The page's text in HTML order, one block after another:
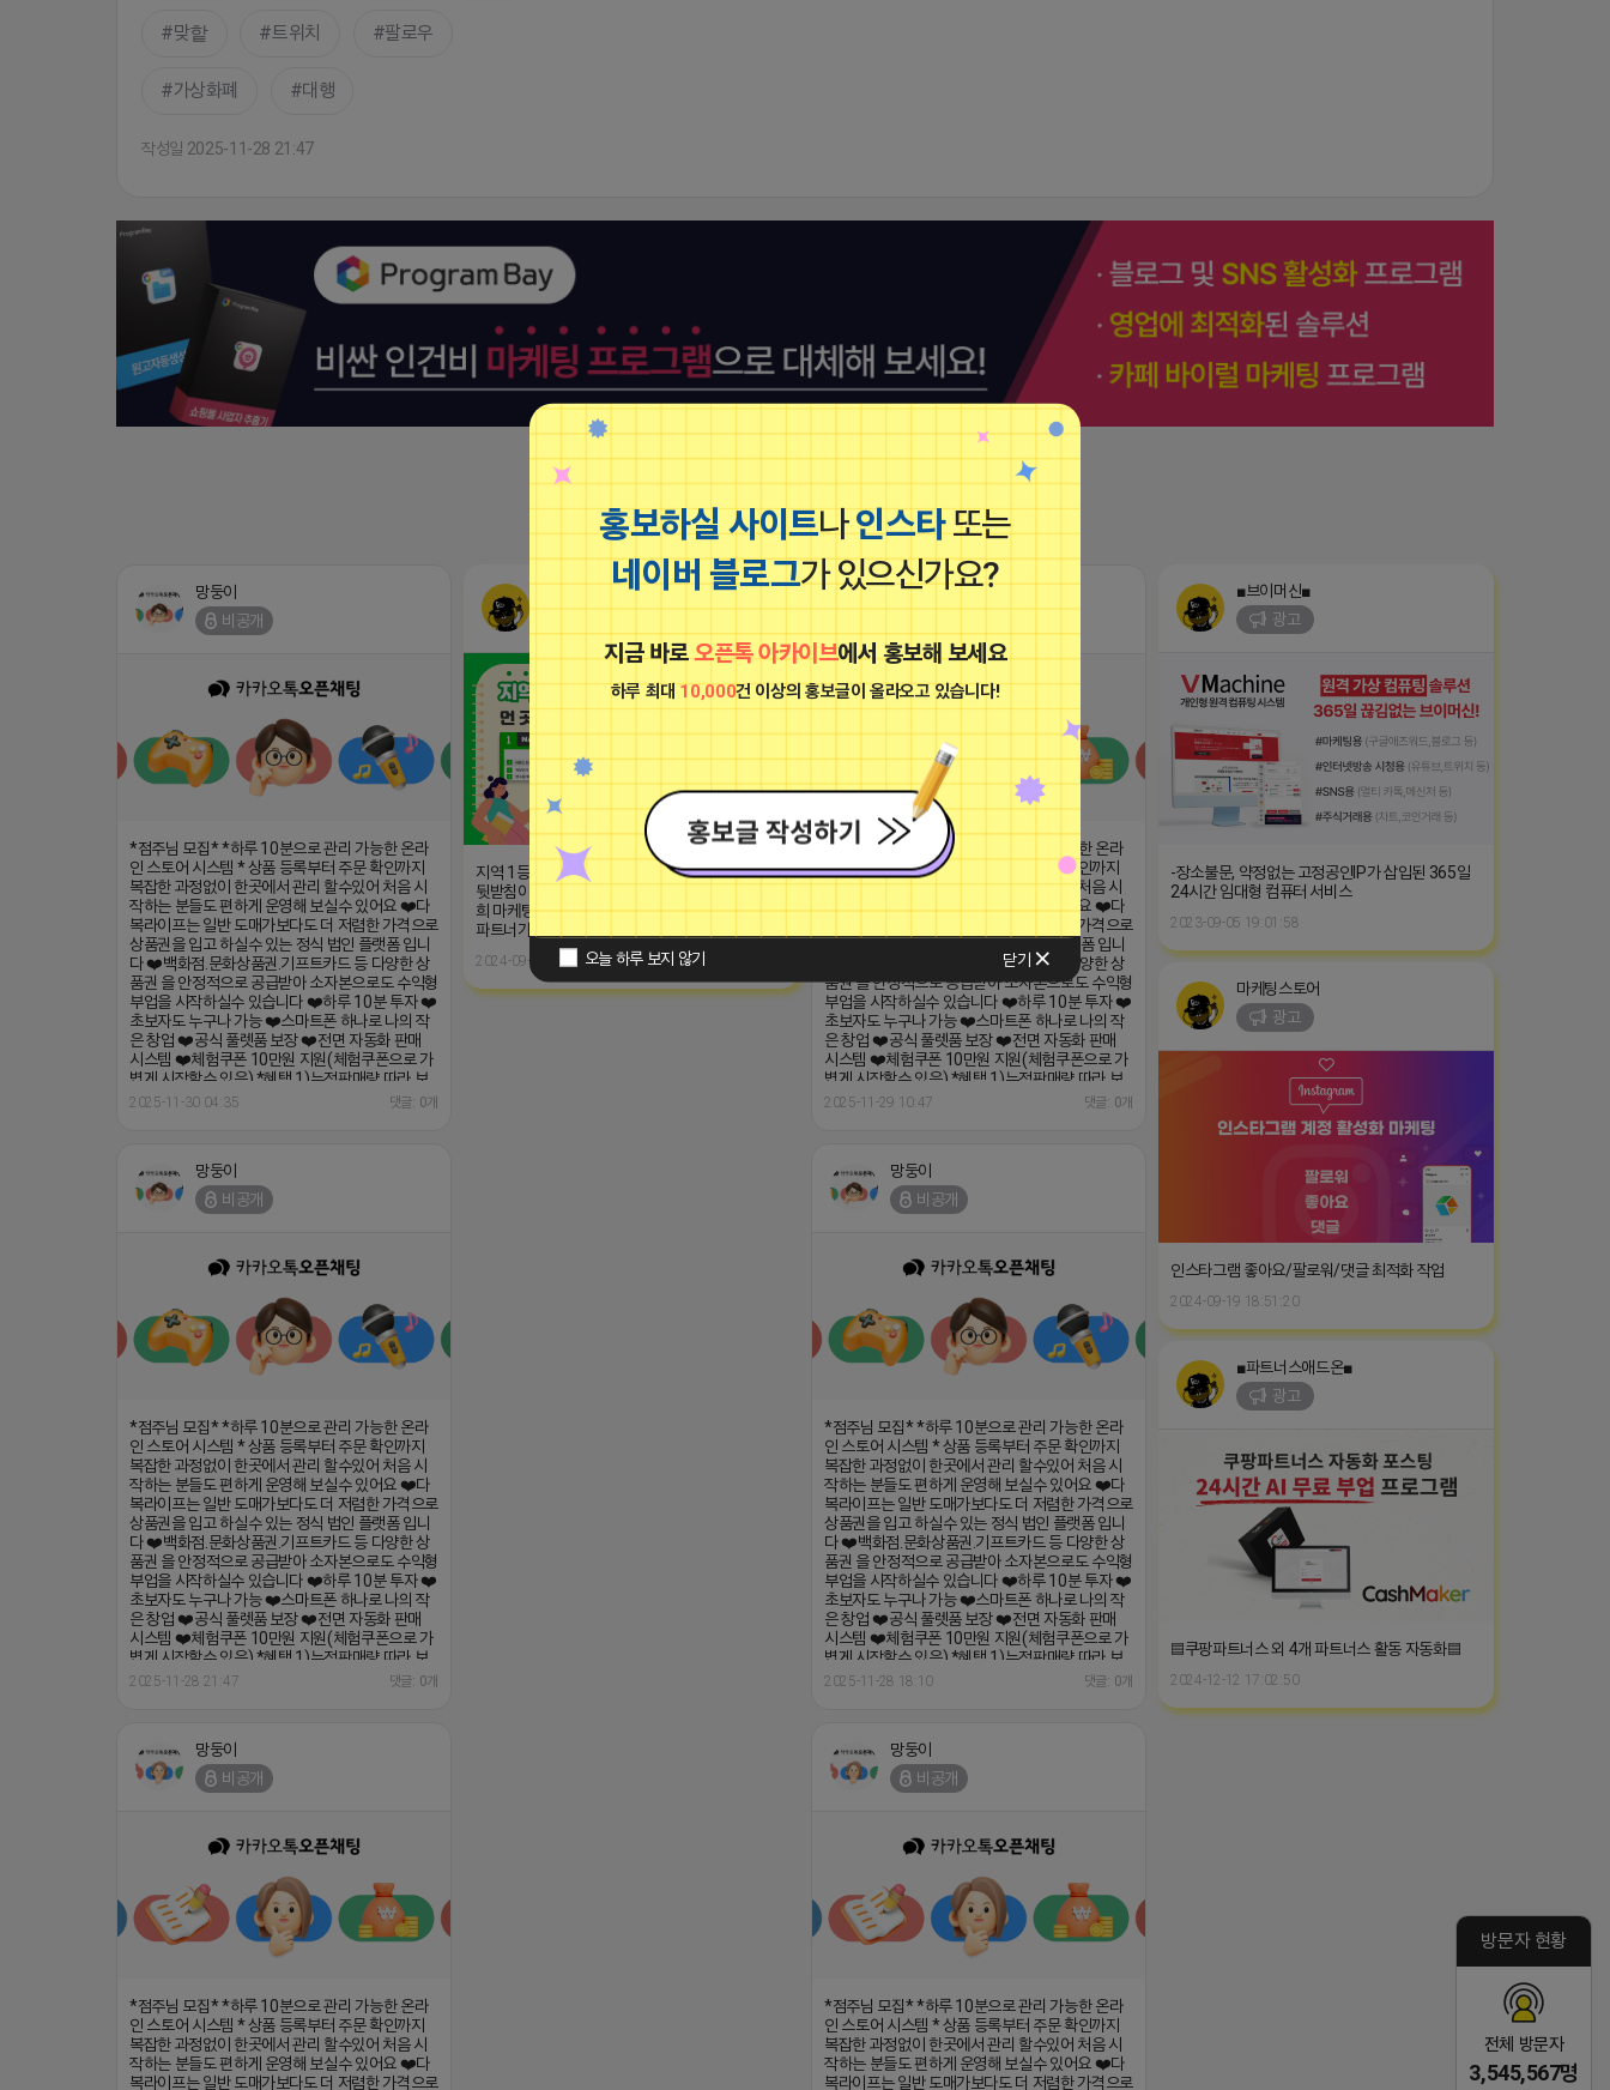
홍보하실 사이트나인스타또는
네이버 블로그가 있으신가요?
지금 바로오픈톡 아카이브에서 홍보해 보세요
하루 최대10,000건 이상의 홍보글이 올라오고 있습니다!
오늘 하루 보지 않기 닫기
맞핱 트위치 팔로우
가상화폐 대행
작성일 2025-11-28 21:47
망둥이
비공개
*점주님 모집* *하루 10분으로 관리 가능한 온라
인 스토어 시스템 * 상품 등록부터 주문 확인까지
복잡한 과정없이 한곳에서 관리 할수있어 처음 시
작하는 분들도 편하게 운영해 보실수 있어요 ❤️다
복라이프는 일반 도매가보다도 더 저렴한 가격으로
상품권을 입고 하실수 있는 정식 법인 플랫폼 입니
다 ❤️백화점.문화상품권.기프트카드 등 다양한 상
품권 을 안정적으로 공급받아 소자본으로도 수익형
부업을 시작하실수 있습니다 ❤️하루 10분 투자 ❤️
초보자도 누구나 가능 ❤️스마트폰 하나로 나의 작
은 창업 ❤️공식 풀렛품 보장 ❤️전면 자동화 판매
시스템 ❤️체험쿠폰 10만원 지원(체험쿠폰으로 가
볍게 시작할수 있음) *혜택 1)누적판매량 따라 보
너스 지급 (1만원~800만원) 2)승급시 매달 월급
2025-11-30 04:35 댓글: 0개
마케팅스토어
지역 1등 먼 곳에 있지 않습니다. 플레이스 순위가
뒷받침이 된다면 매출은 승승장구하게 됩니다. 저
희 마케팅스토어는 매출 승승장구에 있어서 최고의
파트너가 되어드리겠습니다.
2024-09-20 15:17:27
망둥이
*점주님 모집* *하루 10분으로 관리 가능한 온라
인 스토어 시스템 * 상품 등록부터 주문 확인까지
복잡한 과정없이 한곳에서 관리 할수있어 처음 시
작하는 분들도 편하게 운영해 보실수 있어요 ❤️다
복라이프는 일반 도매가보다도 더 저렴한 가격으로
상품권을 입고 하실수 있는 정식 법인 플랫폼 입니
다 ❤️백화점.문화상품권.기프트카드 등 다양한 상
품권 을 안정적으로 공급받아 소자본으로도 수익형
부업을 시작하실수 있습니다 ❤️하루 10분 투자 ❤️
초보자도 누구나 가능 ❤️스마트폰 하나로 나의 작
은 창업 ❤️공식 풀렛품 보장 ❤️전면 자동화 판매
시스템 ❤️체험쿠폰 10만원 지원(체험쿠폰으로 가
볍게 시작할수 있음) *혜택 1)누적판매량 따라 보
너스 지급 (1만원~800만원) 2)승급시 매달 월급
2025-11-29 10:47 댓글: 0개
■브이머신■
광고
-장소불문, 약정없는 고정공인IP가 삽입된 365일
24시간 임대형 컴퓨터 서비스
2023-09-05 19:01:58
마케팅스토어
광고
인스타그램 좋아요/팔로워/댓글 최적화 작업
2024-09-19 18:51:20
망둥이
비공개
*점주님 모집* *하루 10분으로 관리 가능한 온라
인 스토어 시스템 * 상품 등록부터 주문 확인까지
복잡한 과정없이 한곳에서 관리 할수있어 처음 시
작하는 분들도 편하게 운영해 보실수 있어요 ❤️다
복라이프는 일반 도매가보다도 더 저렴한 가격으로
상품권을 입고 하실수 있는 정식 법인 플랫폼 입니
다 ❤️백화점.문화상품권.기프트카드 등 다양한 상
품권 을 안정적으로 공급받아 소자본으로도 수익형
부업을 시작하실수 있습니다 ❤️하루 10분 투자 ❤️
초보자도 누구나 가능 ❤️스마트폰 하나로 나의 작
은 창업 ❤️공식 풀렛품 보장 ❤️전면 자동화 판매
시스템 ❤️체험쿠폰 10만원 지원(체험쿠폰으로 가
볍게 시작할수 있음) *혜택 1)누적판매량 따라 보
너스 지급 (1만원~800만원) 2)승급시 매달 월급
2025-11-28 21:47 댓글: 0개
망둥이
비공개
*점주님 모집* *하루 10분으로 관리 가능한 온라
인 스토어 시스템 * 상품 등록부터 주문 확인까지
복잡한 과정없이 한곳에서 관리 할수있어 처음 시
작하는 분들도 편하게 운영해 보실수 있어요 ❤️다
복라이프는 일반 도매가보다도 더 저렴한 가격으로
상품권을 입고 하실수 있는 정식 법인 플랫폼 입니
다 ❤️백화점.문화상품권.기프트카드 등 다양한 상
품권 을 안정적으로 공급받아 소자본으로도 수익형
부업을 시작하실수 있습니다 ❤️하루 10분 투자 ❤️
초보자도 누구나 가능 ❤️스마트폰 하나로 나의 작
은 창업 ❤️공식 풀렛품 보장 ❤️전면 자동화 판매
시스템 ❤️체험쿠폰 10만원 지원(체험쿠폰으로 가
볍게 시작할수 있음) *혜택 1)누적판매량 따라 보
너스 지급 (1만원~800만원) 2)승급시 매달 월급
2025-11-28 18:10 댓글: 0개
■파트너스애드온■
광고
▤쿠팡파트너스 외 4개 파트너스 활동 자동화▤
2024-12-12 17:02:50
망둥이
비공개
*점주님 모집* *하루 10분으로 관리 가능한 온라
인 스토어 시스템 * 상품 등록부터 주문 확인까지
복잡한 과정없이 한곳에서 관리 할수있어 처음 시
작하는 분들도 편하게 운영해 보실수 있어요 ❤️다
복라이프는 일반 도매가보다도 더 저렴한 가격으로
망둥이
비공개
*점주님 모집* *하루 10분으로 관리 가능한 온라
인 스토어 시스템 * 상품 등록부터 주문 확인까지
복잡한 과정없이 한곳에서 관리 할수있어 처음 시
작하는 분들도 편하게 운영해 보실수 있어요 ❤️다
복라이프는 일반 도매가보다도 더 저렴한 가격으로
방문자 현황
전체 방문자
3,545,567명